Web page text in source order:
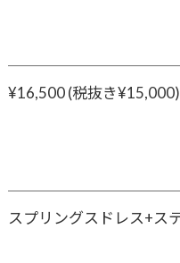
¥16,500 (税抜き¥15,000)
スプリングスドレス+ス